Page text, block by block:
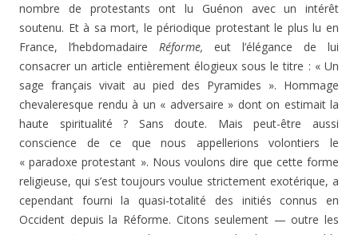
nombre de protestants ont lu Guénon avec un intérêt
soutenu. Et à sa mort, le périodique pro­testant le plus lu en
France, l’hebdomadaire Réforme, eut l’élégance de lui
consacrer un article entièrement élogieux sous le titre : « Un
sage français vivait au pied des Pyramides ». Hommage
chevaleresque rendu à un « ad­versaire » dont on estimait la
haute spiritualité ? Sans doute. Mais peut-être aussi
conscience de ce que nous ap­pellerions volontiers le
« paradoxe protestant ». Nous vou­lons dire que cette forme
religieuse, qui s’est toujours voulue strictement exotérique, a
cependant fourni la quasi-totalité des initiés connus en
Occident depuis la Réfor­me. Citons seulement — outre les